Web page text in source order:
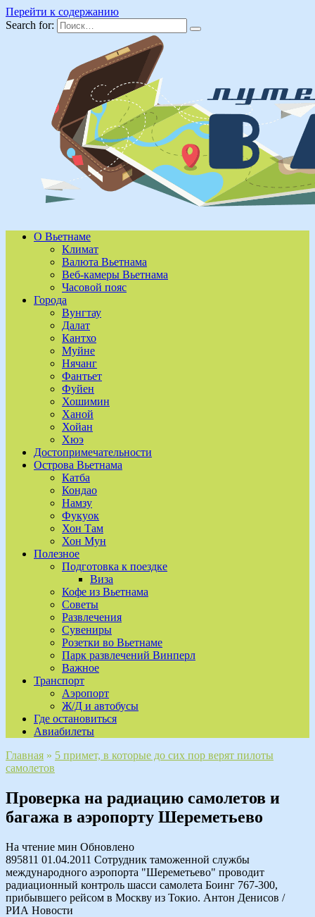
Перейти к содержанию
Search for:
О Вьетнаме
Климат
Валюта Вьетнама
Веб-камеры Вьетнама
Часовой пояс
Города
Вунгтау
Далат
Кантхо
Муйне
Нячанг
Фантьет
Фуйен
Хошимин
Ханой
Хойан
Хюэ
Достопримечательности
Острова Вьетнама
Катба
Кондао
Намзу
Фукуок
Хон Там
Хон Мун
Полезное
Подготовка к поездке
Виза
Кофе из Вьетнама
Советы
Развлечения
Сувениры
Розетки во Вьетнаме
Парк развлечений Винперл
Важное
Транспорт
Аэропорт
Ж/Д и автобусы
Где остановиться
Авиабилеты
Главная » 5 примет, в которые до сих пор верят пилоты
самолетов
Проверка на радиацию самолетов и
багажа в аэропорту Шереметьево
На чтение мин Обновлено
895811 01.04.2011 Сотрудник таможенной службы
международного аэропорта "Шереметьево" проводит
радиационный контроль шасси самолета Боинг 767-300,
прибывшего рейсом в Москву из Токио. Антон Денисов /
РИА Новости